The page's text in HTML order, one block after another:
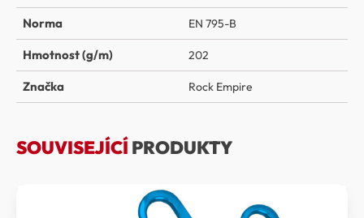
Norma EN 795-B
Hmotnost (g/m) 202
Značka Rock Empire
SOUVISEJÍCÍ PRODUKTY